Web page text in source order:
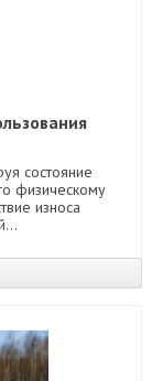
состояние
физическому
износа